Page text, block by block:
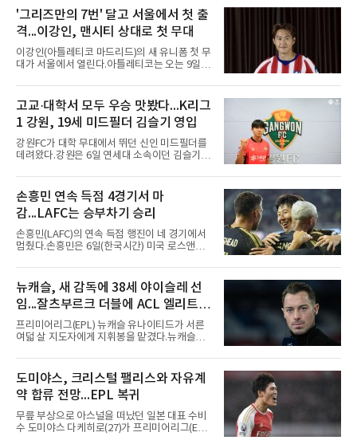
최고점을 받은 수비 장면에 준다.수상 장면은 지
난달 23일 서울 잠실구장에서 나왔다. NC가 7-5
로 앞선 8회말 1사 만루에서 김한별은 LG 트윈
스 오지환의 강한 타구에 몸을 날려 막아낸 뒤 유
격수 김주원에게 연결했다. 김주원이 1루수 블
레인에게 던지며 4-6-3 병살타가 완
'그리즈만의 7번' 달고 서울에서 첫 출
격...이강인, 맨시티 상대로 첫 무대
이강인(아틀레티코 마드리드)의 새 유니폼 첫 무
대가 서울에서 열린다.아틀레티코는 오는 9일
와 2026 쿠팡플레이 시리즈 친선 경기를 치른다.
구단 소집 명단에 이강인이 포함되면서 변수가
없는 한 그의 첫 출격은 서울이 된다.등번호부터
무게가 실렸다. 이강인은 첫 경기부터 7번을 단
다. 2010년대 팀의 전성기를 이끈 앙투안 그리즈
만이 달았던 번호다.합류 과정은 순탄치 않았다.
스페인으로 건너가려던 그는 병역 특례 행정 절
짧게 호흡을 맞춰 경기에 나선다.역할도 관심사
다. 유려한 탈압박과
고교·대학서 모두 우승 맛봤다...K리그
1 강원, 19세 미드필더 김슬기 영입
강원FC가 대학 무대에서 뛰던 신인 미드필더를
데려왔다.강원은 6일 연세대 소속이던 김슬기
조건을 갖췄다.이력은 우승으로 채워져 있다. 수
원고 시절 주축으로 활약하며 지난해 전국고등
리그와 추계전국고등대회 우승에 기여했고, 올
해 연세대 진학 후에는 춘계한산대첩기대학대회
정상에 올랐다. 2024년에는 17세 이하(U-17) 대
표팀 훈련에도 소집됐다.김슬기는 입단하게 돼
기쁘고 영광이라며 프로 무대에서도 성장해 팀
손흥민 연속 득점 4경기서 마
감...LAFC는 승부차기 승리
손흥민(LAFC)의 연속 득점 행진이 네 경기에서
멈췄다.손흥민은 6일(한국시간) 미국 로스앤젤
컵 리그 페이즈 1차전 치바스 과달라하라(멕시
코)전에 선발 출전했으나 공격포인트 없이 후반
41분 타일러 보이드와 교체됐다. 이날 골을 넣었
다면 공식전 5경기 연속 득점이었다. 다만 메이
저리그사커(MLS)에서 이어온 4경기 연속골 기
록은 유지된다.경기는 팽팽했다. 전반 38분 다비
드 마르티네스의 땅볼 크로스를 드니 부앙가가
으로 골대 오른쪽 하단을 찔러 균형을 맞췄다.승
부는 승부차기로 갈렸다. LAFC는
뉴캐슬, 새 감독에 38세 야이슬레 선
임...잘츠부르크 더블에 ACL 엘리트 2
연패 경력
프리미어리그(EPL) 뉴캐슬 유나이티드가 서른
여덟 살 지도자에게 지휘봉을 맡겼다.뉴캐슬은
임을 발표했다. 그는 스페인 라망가에서 진행 중
인 프리시즌 캠프에 곧바로 합류했다. 구단은 유
럽 축구계에서 가장 촉망받는 젊은 감독을 데려
왔다고 밝혔다.이력은 이른 나이에 쌓였다. 서른
셋이던 2021년 오스트리아 레드불 잘츠부르크
사령탑에 올라 첫 시즌 리그와 컵대회를 동시에
제패했고, 구단 역사상 처음으로 팀을 유럽축구
도미야스, 크리스털 팰리스와 자유계
약 합류 전망...EPL 복귀
무릎 부상으로 아스널을 떠났던 일본 대표 수비
수 도미야스 다케히로(27)가 프리미어리그(EPL)